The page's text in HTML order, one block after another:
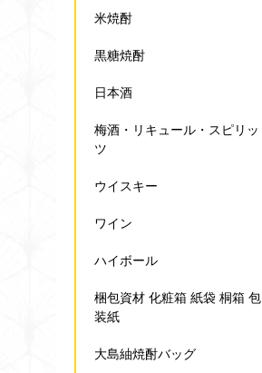
米焼酎
黒糖焼酎
日本酒
梅酒・リキュール・スピリッ
ツ
ウイスキー
ワイン
ハイボール
梱包資材 化粧箱 紙袋 桐箱 包
装紙
大島紬焼酎バッグ